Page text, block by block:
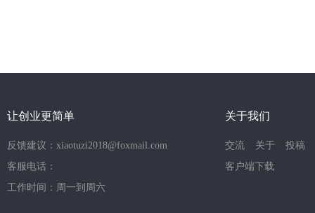
让创业更简单
反馈建议：xiaotuzi2018@foxmail.com
客服电话：
工作时间：周一到周六
关于我们
交流 关于
投稿
客户端下载